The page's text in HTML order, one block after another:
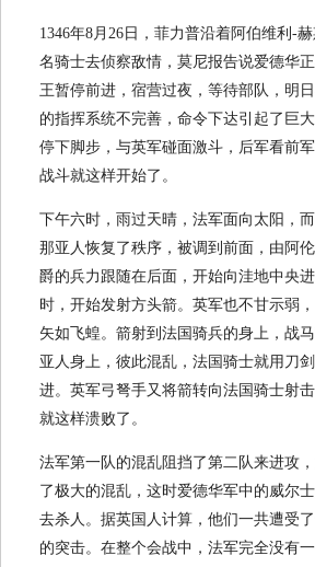
1346年8月26日，菲力普沿着阿伯维利-
名骑士去侦察敌情，莫尼报告说爱德华
王暂停前进，宿营过夜，等待部队，明
的指挥系统不完善，命令下达引起了巨
停下脚步，与英军碰面激斗，后军看前
战斗就这样开始了。
下午六时，雨过天晴，法军面向太阳，
那亚人恢复了秩序，被调到前面，由阿
爵的兵力跟随在后面，开始向洼地中央
时，开始发射方头箭。英军也不甘示弱
矢如飞蝗。箭射到法国骑兵的身上，战
亚人身上，彼此混乱，法国骑士就用刀
进。英军弓弩手又将箭转向法国骑士射
就这样溃败了。
法军第一队的混乱阻挡了第二队来进攻
了极大的混乱，这时爱德华军中的威尔
去杀人。据英国人计算，他们一共遭受
的突击。在整个会战中，法军完全没有